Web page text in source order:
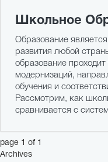
20 June
Школьное
Образование
развития любой
образование
модернизаций,
обучения и
Рассмотрим, как
сравнивается с
page 1 of 1
Archives